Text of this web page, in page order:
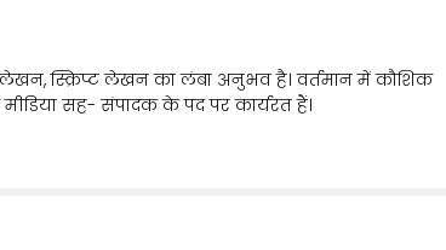
स्क्रिप्ट लेखन का लंबा अनुभव है। वर्तमान में कौशिक
मीडिया सह- संपादक के पद पर कार्यरत हैं।